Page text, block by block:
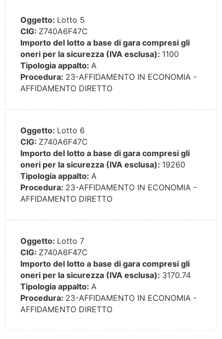
Oggetto: Lotto 5
CIG: Z740A6F47C
Importo del lotto a base di gara compresi gli
oneri per la sicurezza (IVA esclusa): 1100
Tipologia appalto: A
Procedura: 23-AFFIDAMENTO IN ECONOMIA -
AFFIDAMENTO DIRETTO
Oggetto: Lotto 6
CIG: Z740A6F47C
Importo del lotto a base di gara compresi gli
oneri per la sicurezza (IVA esclusa): 19260
Tipologia appalto: A
Procedura: 23-AFFIDAMENTO IN ECONOMIA -
AFFIDAMENTO DIRETTO
Oggetto: Lotto 7
CIG: Z740A6F47C
Importo del lotto a base di gara compresi gli
oneri per la sicurezza (IVA esclusa): 3170.74
Tipologia appalto: A
Procedura: 23-AFFIDAMENTO IN ECONOMIA -
AFFIDAMENTO DIRETTO